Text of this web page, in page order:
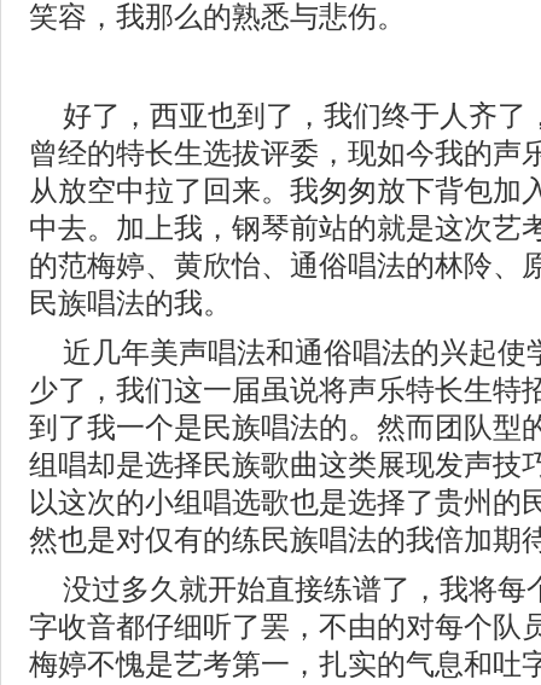
笑容，我那么的熟悉与悲伤。
好了，西亚也到了，我们终于人齐了
曾经的特长生选拔评委，现如今我的声
从放空中拉了回来。我匆匆放下背包加
中去。加上我，钢琴前站的就是这次艺
的范梅婷、黄欣怡、通俗唱法的林阾、
民族唱法的我。
近几年美声唱法和通俗唱法的兴起使
少了，我们这一届虽说将声乐特长生特
到了我一个是民族唱法的。然而团队型
组唱却是选择民族歌曲这类展现发声技
以这次的小组唱选歌也是选择了贵州的
然也是对仅有的练民族唱法的我倍加期
没过多久就开始直接练谱了，我将每
字收音都仔细听了罢，不由的对每个队
梅婷不愧是艺考第一，扎实的气息和吐